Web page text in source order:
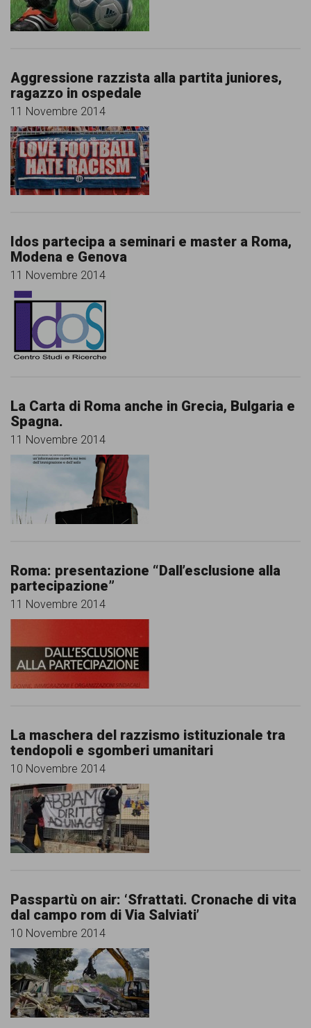
Aggressione razzista alla partita juniores,
ragazzo in ospedale
11 Novembre 2014
Idos partecipa a seminari e master a Roma,
Modena e Genova
11 Novembre 2014
La Carta di Roma anche in Grecia, Bulgaria e
Spagna.
11 Novembre 2014
Roma: presentazione “Dall’esclusione alla
partecipazione”
11 Novembre 2014
La maschera del razzismo istituzionale tra
tendopoli e sgomberi umanitari
10 Novembre 2014
Passpartù on air: ‘Sfrattati. Cronache di vita
dal campo rom di Via Salviati’
10 Novembre 2014